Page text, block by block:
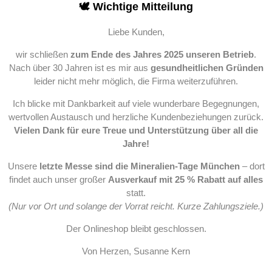
🕊️ Wichtige Mitteilung
Liebe Kunden,
wir schließen zum Ende des Jahres 2025 unseren Betrieb.
Nach über 30 Jahren ist es mir aus gesundheitlichen Gründen
leider nicht mehr möglich, die Firma weiterzuführen.
Ich blicke mit Dankbarkeit auf viele wunderbare Begegnungen,
wertvollen Austausch und herzliche Kundenbeziehungen zurück.
Vielen Dank für eure Treue und Unterstützung über all die
Jahre!
Unsere letzte Messe sind die Mineralien-Tage München– dort
findet auch unser großer Ausverkauf mit 25 % Rabatt auf alles
statt.
(Nur vor Ort und solange der Vorrat reicht. Kurze Zahlungsziele.)
Der Onlineshop bleibt geschlossen.
Von Herzen, Susanne Kern